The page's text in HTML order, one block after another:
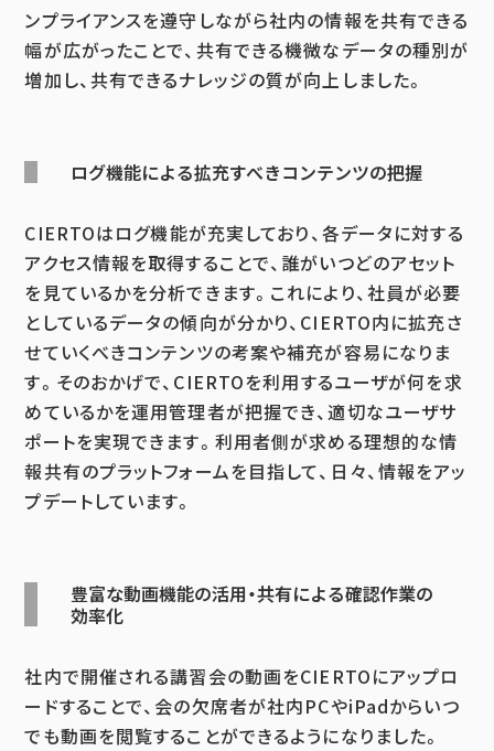
ンプライアンスを遵守しながら社内の情報を共有できる
幅が広がったことで、共有できる機微なデータの種別が
増加し、共有できるナレッジの質が向上しました。
ログ機能による拡充すべきコンテンツの把握
CIERTOはログ機能が充実しており、各データに対する
アクセス情報を取得することで、誰がいつどのアセット
を見ているかを分析できます。これにより、社員が必要
としているデータの傾向が分かり、CIERTO内に拡充さ
せていくべきコンテンツの考案や補充が容易になりま
す。そのおかげで、CIERTOを利用するユーザが何を求
めているかを運用管理者が把握でき、適切なユーザサ
ポートを実現できます。利用者側が求める理想的な情
報共有のプラットフォームを目指して、日々、情報をアッ
プデートしています。
豊富な動画機能の活用・共有による確認作業の
効率化
社内で開催される講習会の動画をCIERTOにアップロ
ードすることで、会の欠席者が社内PCやiPadからいつ
でも動画を閲覧することができるようになりました。